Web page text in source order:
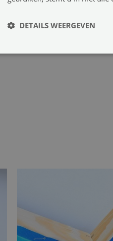
DETAILS WEERGEVEN